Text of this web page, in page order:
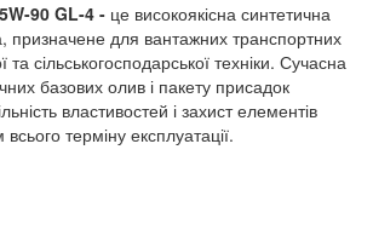
90 GL-4 - це високоякісна синтетична
призначене для вантажних транспортних
та сільськогосподарської техніки. Сучасна
базових олив і пакету присадок
властивостей і захист елементів
всього терміну експлуатації.